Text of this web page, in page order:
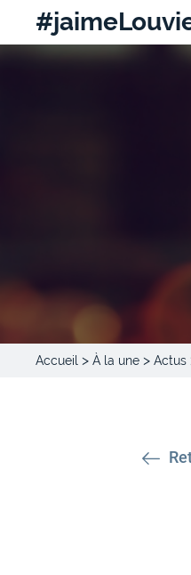
Accueil > À la une > Actus